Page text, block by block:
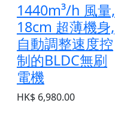
1440m³/h 風量,
18cm 超薄機身,
自動調整速度控
制的BLDC無刷
電機
HK$ 6,980.00